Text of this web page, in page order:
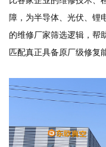
障，为半导体、光伏、锂
的维修厂家筛选逻辑，帮
匹配真正具备原厂级修复